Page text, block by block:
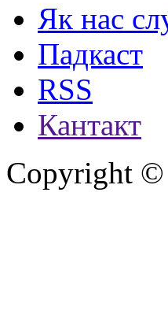
Як нас
Падкаст
RSS
Кантакт
Copyright